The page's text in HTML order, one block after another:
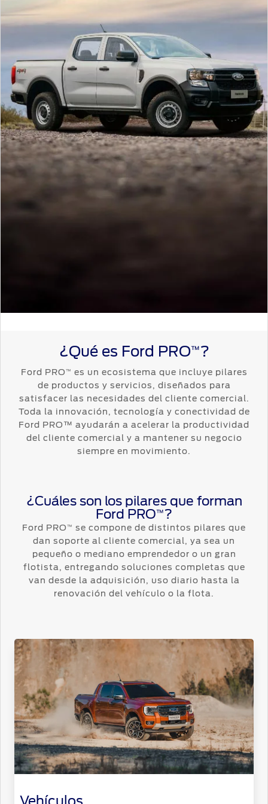
SYNC®-
Conectividad
Guía
360
Ford
app
Agendamiento
Cambiar
contraseña
¿Qué es Ford PRO™?
Ford PRO ™ es un ecosistema que incluye pilares
de productos y servicios, diseñados para
satisfacer las necesidades del cliente comercial.
Toda la innovación, tecnología y conectividad de
Ford PRO™ ayudarán a acelerar la productividad
del cliente comercial y a mantener su negocio
siempre en movimiento.
¿Cuáles son los pilares que forman
Ford PRO™?
Ford PRO ™ se compone de distintos pilares que
dan soporte al cliente comercial, ya sea un
pequeño o mediano emprendedor o un gran
flotista, entregando soluciones completas que
van desde la adquisición, uso diario hasta la
renovación del vehículo o la flota.
Vehículos